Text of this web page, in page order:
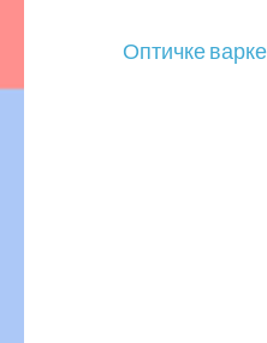
Кретање
Оптичке